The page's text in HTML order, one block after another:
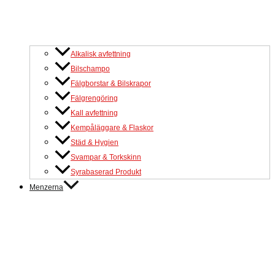
Alkalisk avfettning
Bilschampo
Fälgborstar & Bilskrapor
Fälgrengöring
Kall avfettning
Kempåläggare & Flaskor
Städ & Hygien
Svampar & Torkskinn
Syrabaserad Produkt
Menzerna